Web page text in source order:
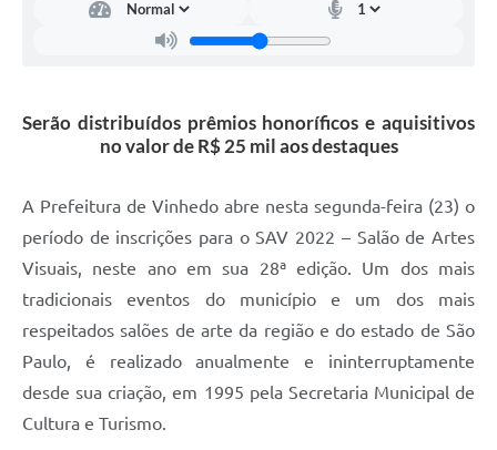
Sistema de Protocolo
Listagem dos CEPs de Vinhedo
Acesso à Informação
Contratos
Associação dos Servidores Públicos Municipais de
Vinhedo
Audiências Públicas
Carta de Serviços
Serão distribuídos prêmios honoríficos e aquisitivos
no valor de R$ 25 mil aos destaques
A Prefeitura de Vinhedo abre nesta segunda-feira (23) o
período de inscrições para o SAV 2022 – Salão de Artes
Visuais, neste ano em sua 28ª edição. Um dos mais
tradicionais eventos do município e um dos mais
respeitados salões de arte da região e do estado de São
Paulo, é realizado anualmente e ininterruptamente
desde sua criação, em 1995 pela Secretaria Municipal de
Cultura e Turismo.